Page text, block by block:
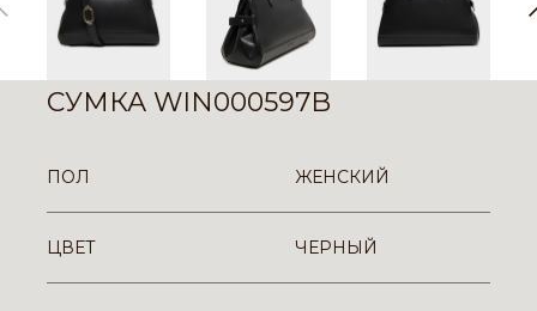
СУМКА WIN000597B
ПОЛ ЖЕНСКИЙ
ЦВЕТ ЧЕРНЫЙ